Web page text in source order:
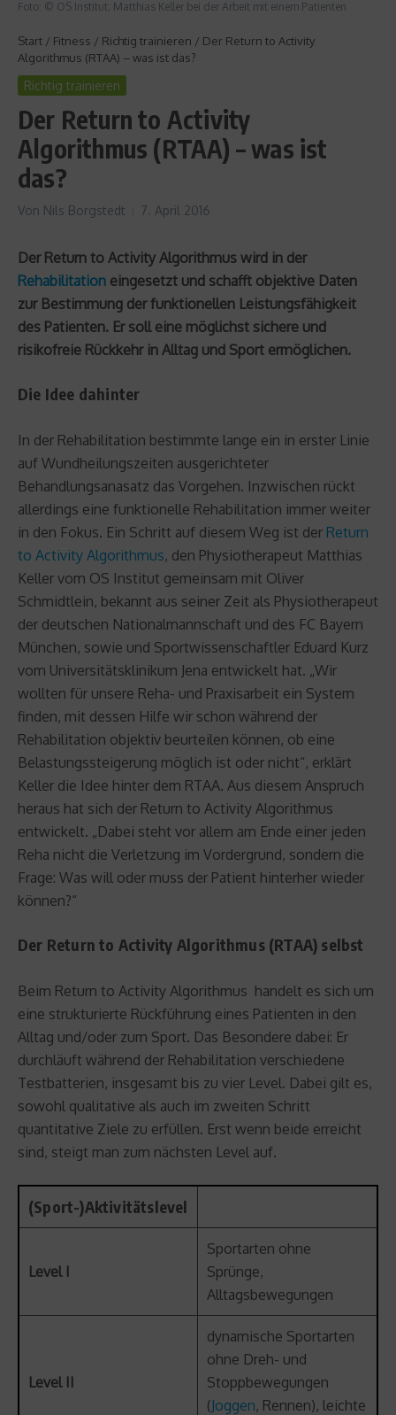
Foto: © OS Institut; Matthias Keller bei der Arbeit mit einem Patienten
Start / Fitness / Richtig trainieren / Der Return to Activity
Algorithmus (RTAA) – was ist das?
Richtig trainieren
Der Return to Activity
Algorithmus (RTAA) – was ist
das?
Von Nils Borgstedt 7. April 2016
Der Return to Activity Algorithmus wird in der
Rehabilitation eingesetzt und schafft objektive Daten
zur Bestimmung der funktionellen Leistungsfähigkeit
des Patienten. Er soll eine möglichst sichere und
risikofreie Rückkehr in Alltag und Sport ermöglichen.
Die Idee dahinter
In der Rehabilitation bestimmte lange ein in erster Linie
auf Wundheilungszeiten ausgerichteter
Behandlungsanasatz das Vorgehen. Inzwischen rückt
allerdings eine funktionelle Rehabilitation immer weiter
in den Fokus. Ein Schritt auf diesem Weg ist der Return
to Activity Algorithmus, den Physiotherapeut Matthias
Keller vom OS Institut gemeinsam mit Oliver
Schmidtlein, bekannt aus seiner Zeit als Physiotherapeut
der deutschen Nationalmannschaft und des FC Bayern
München, sowie und Sportwissenschaftler Eduard Kurz
vom Universitätsklinikum Jena entwickelt hat. „Wir
wollten für unsere Reha- und Praxisarbeit ein System
finden, mit dessen Hilfe wir schon während der
Rehabilitation objektiv beurteilen können, ob eine
Belastungssteigerung möglich ist oder nicht“, erklärt
Keller die Idee hinter dem RTAA. Aus diesem Anspruch
heraus hat sich der Return to Activity Algorithmus
entwickelt. „Dabei steht vor allem am Ende einer jeden
Reha nicht die Verletzung im Vordergrund, sondern die
Frage: Was will oder muss der Patient hinterher wieder
können?“
Der Return to Activity Algorithmus (RTAA) selbst
Beim Return to Activity Algorithmus handelt es sich um
eine strukturierte Rückführung eines Patienten in den
Alltag und/oder zum Sport. Das Besondere dabei: Er
durchläuft während der Rehabilitation verschiedene
Testbatterien, insgesamt bis zu vier Level. Dabei gilt es,
sowohl qualitative als auch im zweiten Schritt
quantitative Ziele zu erfüllen. Erst wenn beide erreicht
sind, steigt man zum nächsten Level auf.
(Sport-)Aktivitätslevel
Level I
Sportarten ohne
Sprünge,
Alltagsbewegungen
Level II
dynamische Sportarten
ohne Dreh- und
Stoppbewegungen
(Joggen, Rennen), leichte